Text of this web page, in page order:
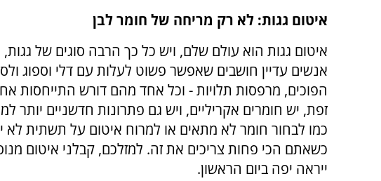
איטום גגות: לא רק מריחה של חומר לבן
איטום גגות הוא עולם שלם, ויש כל כך הרבה סוגים של
אנשים עדיין חושבים שאפשר פשוט לעלות עם דלי וספוג
הפוכים, מרפסות תלויות - וכל אחד מהם דורש התייחסות
זפת, יש חומרים אקריליים, ויש גם פתרונות חדשניים
כמו לבחור חומר לא מתאים או למרוח איטום על תשתית לא
כשאתם הכי פחות צריכים את זה. למזלכם, קבלני איטום
ייראה יפה ביום הראשון.